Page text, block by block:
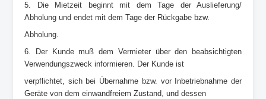
5. Die Mietzeit beginnt mit dem Tage der Auslieferung/
Abholung und endet mit dem Tage der Rückgabe bzw.
Abholung.
6. Der Kunde muß dem Vermieter über den beabsichtigten
Verwendungszweck informieren. Der Kunde ist
verpflichtet, sich bei Übernahme bzw. vor Inbetriebnahme der
Geräte von dem einwandfreiem Zustand, und dessen